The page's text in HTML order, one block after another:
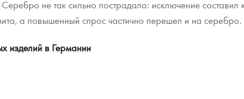
не так сильно пострадало: исключение
а повышенный спрос частично перешел и на серебро.
изделий в Германии